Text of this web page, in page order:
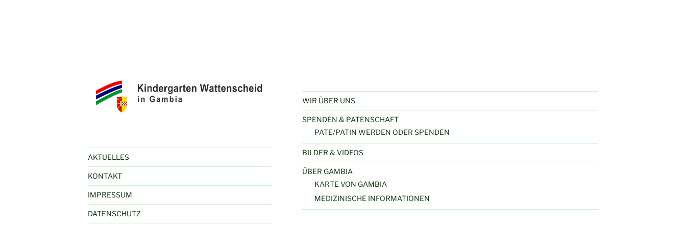
AKTUELLES
KONTAKT
IMPRESSUM
DATENSCHUTZ
WIR ÜBER UNS
SPENDEN & PATENSCHAFT
PATE/PATIN WERDEN ODER SPENDEN
BILDER & VIDEOS
ÜBER GAMBIA
KARTE VON GAMBIA
MEDIZINISCHE INFORMATIONEN